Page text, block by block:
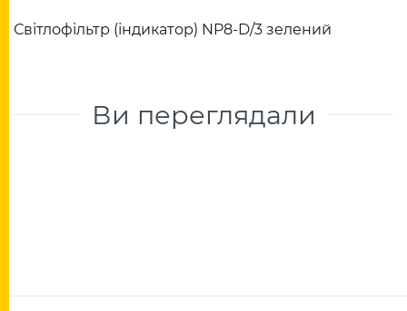
Світлофільтр (індикатор) NP8-D/3 зелений
Ви переглядали